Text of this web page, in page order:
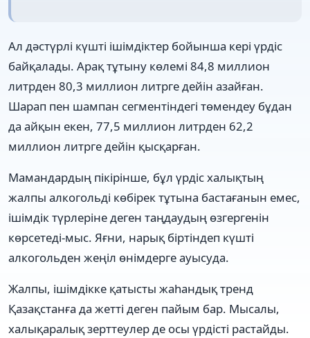
Ал дәстүрлі күшті ішімдіктер бойынша кері үрдіс
байқалады. Арақ тұтыну көлемі 84,8 миллион
литрден 80,3 миллион литрге дейін азайған.
Шарап пен шампан сегментіндегі төмендеу бұдан
да айқын екен, 77,5 миллион литрден 62,2
миллион литрге дейін қысқарған.
Мамандардың пікірінше, бұл үрдіс халықтың
жалпы алкогольді көбірек тұтына бастағанын емес,
ішімдік түрлеріне деген таңдаудың өзгергенін
көрсетеді-мыс. Яғни, нарық біртіндеп күшті
алкогольден жеңіл өнімдерге ауысуда.
Жалпы, ішімдікке қатысты жаһандық тренд
Қазақстанға да жетті деген пайым бар. Мысалы,
халықаралық зерттеулер де осы үрдісті растайды.